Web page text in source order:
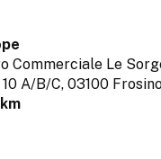
Commerciale Le
10 A/B/C, 03100